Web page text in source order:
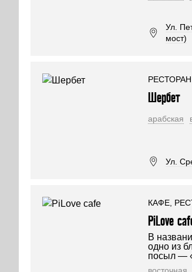
Ул.
мост)
РЕСТОРАН
Шербет
арабская
Ул.
КАФЕ,
PiLove
В
одно из
посыл —